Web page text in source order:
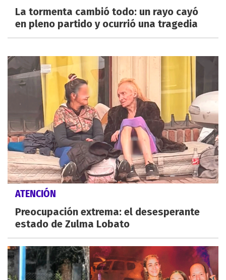
La tormenta cambió todo: un rayo cayó
en pleno partido y ocurrió una tragedia
ATENCIÓN
Preocupación extrema: el desesperante
estado de Zulma Lobato